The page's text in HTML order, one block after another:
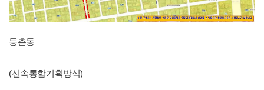
등촌동
(신속통합기획방식)